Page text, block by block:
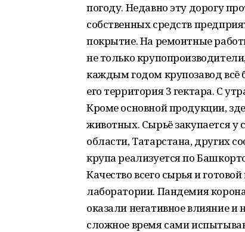
погоду. Недавно эту дорогу
собственных средств
покрытие. На ремонтные
не только
каждым годом крупозавод
его территория 3 гектара. С
Кроме основной продукции,
животных. Сырьё закупается у
области, Татарстана, других
крупа реализуется по
Качество всего сырья и
лаборатории. Пандемия
оказали негативное влияние
сложное время сами